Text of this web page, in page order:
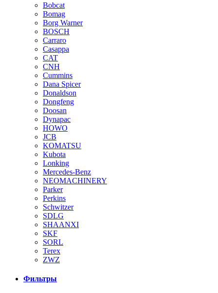
Bobcat
Bomag
Borg Warner
BOSCH
Carraro
Casappa
CAT
CNH
Cummins
Dana Spicer
Donaldson
Dongfeng
Doosan
Dynapac
HOWO
JCB
KOMATSU
Kubota
Lonking
Mercedes-Benz
NEOMACHINERY
Parker
Perkins
Schwitzer
SDLG
SHAANXI
SKF
SORL
Terex
ZWZ
Фильтры